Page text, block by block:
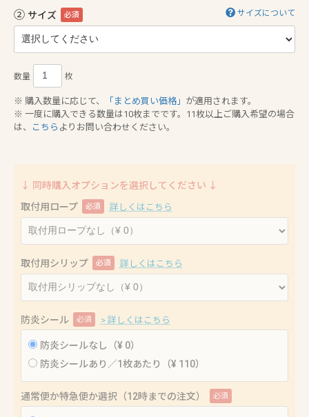
② サイズ 必須 サイズについて
数量 枚
※ 購入数量に応じて、 「まとめ買い価格」 が適用されます。
※ 一度に購入できる数量は10枚までです。11枚以上ご購入希望の場合
は、
こちら よりお問い合わせください。
↓ 同時購入オプションを選択してください ↓
取付用ロープ
必須 詳しくはこちら
取付用シリップ 必須 詳しくはこちら
防炎シール 必須 > 詳しくはこちら
防炎シールなし（¥ 0）
防炎シールあり／1枚あたり（¥ 110）
通常便か特急便か選択（12時までの注文） 必須